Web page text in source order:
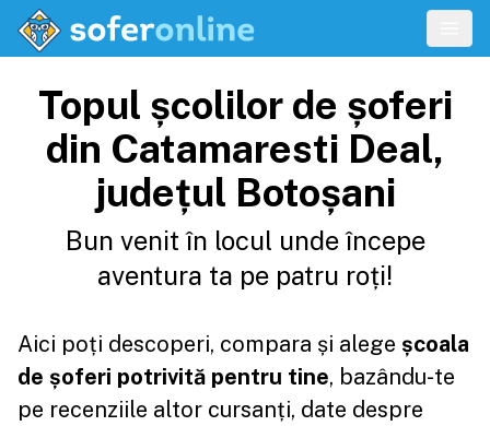
Topul școlilor de șoferi
din Catamaresti Deal,
județul Botoșani
Bun venit în locul unde începe
aventura ta pe patru roți!
Aici poți descoperi, compara și alege școala
de șoferi potrivită pentru tine, bazându-te
pe recenziile altor cursanți, date despre